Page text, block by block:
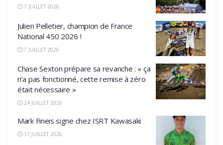
7 JUILLET 2026
Julien Pelletier, champion de France
National 450 2026 !
7 JUILLET 2026
Chase Sexton prépare sa revanche : « ça
n’a pas fonctionné, cette remise à zéro
était nécessaire »
24 JUILLET 2026
Mark Fineis signe chez ISRT Kawasaki
17 JUILLET 2026